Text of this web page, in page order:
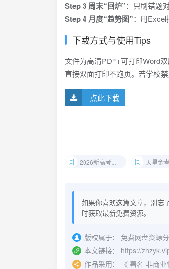
Step 3 周末“回炉”：只刷错题
Step 4 月度“趋势图”：用Excel
下载方式与使用Tips
文件为高清PDF+可打印Word
直接双面打印不跑页。若学校
点此下载
2026新高考真题下载 天星金考卷
如果你喜欢这篇文章，别忘
时获取最新免费资源。
版权属于：
免费网盘资源
本文链接：
https://
作品采用：
《 署名-非商